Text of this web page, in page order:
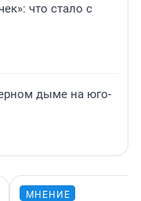
что стало с
дыме на юго-
МНЕНИЕ